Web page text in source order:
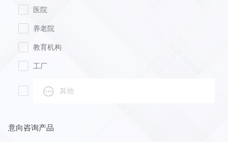
医院
养老院
教育机构
工厂
意向咨询产品